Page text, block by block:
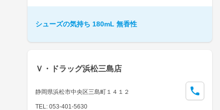
シューズの気持ち 180mL 無香性
Ｖ・ドラッグ浜松三島店
静岡県浜松市中央区三島町１４１２
TEL: 053-401-5630